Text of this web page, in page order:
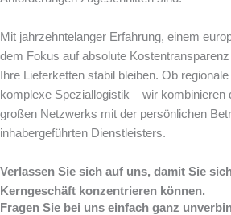
Mit jahrzehntelanger Erfahrung, einem
dem Fokus auf absolute
Ihre Lieferketten stabil bleiben. Ob
komplexe Speziallogistik – wir kombinieren
großen Netzwerks mit der persönlichen
inhabergeführten Dienstleisters.
Verlassen Sie sich auf uns, damit Sie
Kerngeschäft konzentrieren können.
Fragen Sie bei uns einfach ganz